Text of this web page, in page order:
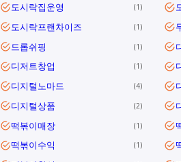
도시락집운영 1
도시락프랜차이즈 1
드롭쉬핑 1
디저트창업 1
디지털노마드 4
디지털상품 2
떡볶이매장 1
떡볶이수익 1